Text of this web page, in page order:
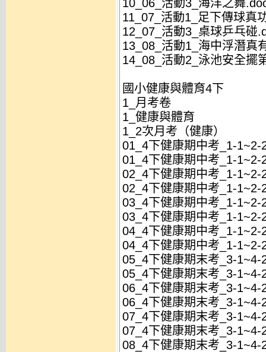
10_06_活動3_海洋之舞
11_07_活動1_足下傳球真
12_07_活動3_桌球乒乓碰
13_08_活動1_海中浮潛真
14_08_活動2_泳池安全擺
國小健康與體育4下
1_月考卷
1_健康與體育
1_2次月考（健康）
01_4下健康期中考_1-
01_4下健康期中考_1-
02_4下健康期中考_1-
02_4下健康期中考_1-
03_4下健康期中考_1-
03_4下健康期中考_1-
04_4下健康期中考_1-
04_4下健康期中考_1-
05_4下健康期末考_3-
05_4下健康期末考_3-
06_4下健康期末考_3-
06_4下健康期末考_3-
07_4下健康期末考_3-
07_4下健康期末考_3-
08_4下健康期末考_3-